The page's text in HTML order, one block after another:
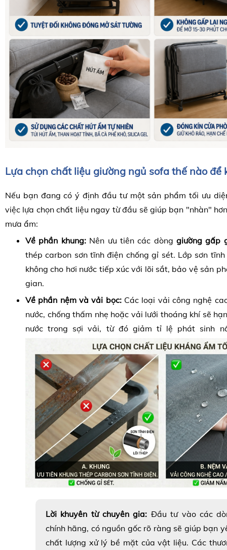
Lựa chọn chất liệu giường ngủ sofa thế nào để
Nếu bạn đang có ý định đầu tư một sản phẩm tối ưu
việc lựa chọn chất liệu ngay từ đầu sẽ giúp bạn "nhàn"
mưa ẩm:
Về phần khung:Nên ưu tiên các dònggiường gấp
thép carbon sơn tĩnh điện chống gỉ sét. Lớp sơn
không cho hơi nước tiếp xúc với lõi sắt, bảo vệ sản
gian.
Về phần nệm và vải bọc:Các loại vải công nghệ
nước, chống thấm nhẹ hoặc vải lưới thoáng khí sẽ
nước trong sợi vải, từ đó giảm tỉ lệ phát sinh
Lời khuyên từ chuyên gia: Đầu tư vào các
chính hãng, có nguồn gốc rõ ràng sẽ giúp bạn
chất lượng xử lý bề mặt của vật liệu. Các